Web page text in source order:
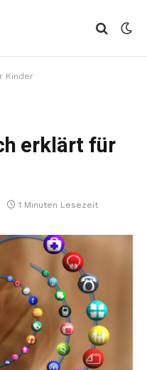
Kinder
erklärt für
1 Minuten Lesezeit